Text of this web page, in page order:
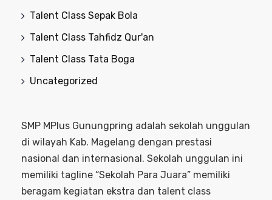
Talent Class Sepak Bola
Talent Class Tahfidz Qur'an
Talent Class Tata Boga
Uncategorized
SMP MPlus Gunungpring adalah sekolah unggulan
di wilayah Kab. Magelang dengan prestasi
nasional dan internasional. Sekolah unggulan ini
memiliki tagline “Sekolah Para Juara” memiliki
beragam kegiatan ekstra dan talent class